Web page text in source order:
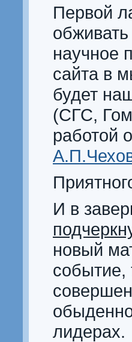
Первой
научное
сайта в
будет
(СГС,
работой о
И в
новый
событие,
лидерах.